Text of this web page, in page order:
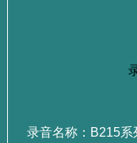
录音名称：B215系